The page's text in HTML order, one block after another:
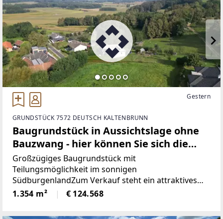
Gestern
GRUNDSTÜCK 7572 DEUTSCH KALTENBRUNN
Baugrundstück in Aussichtslage ohne
Bauzwang - hier können Sie sich die
Grundstücksgröße noch aussuchen!
Großzügiges Baugrundstück mit
Teilungsmöglichkeit im sonnigen
SüdburgenlandZum Verkauf steht ein attraktives
Baugrundstück mit einer Gesamtfläche von 5.418
m² in schöner, sonniger Ruhelage. Das Grundstück
1.354 m² € 124.568